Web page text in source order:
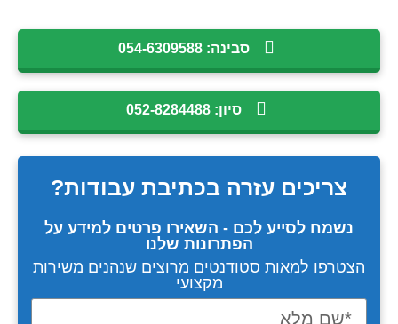
סבינה: 054-6309588
סיון: 052-8284488
צריכים עזרה בכתיבת עבודות?
נשמח לסייע לכם - השאירו פרטים למידע על
הפתרונות שלנו
הצטרפו למאות סטודנטים מרוצים שנהנים משירות
מקצועי